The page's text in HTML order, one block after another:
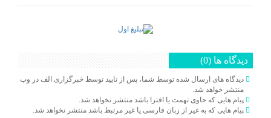
دیدگاه ها (0)
دیدگاه های ارسال شده توسط شما، پس از تایید توسط خبرگزاری الف در وب
منتشر خواهد شد.
پیام هایی که حاوی تهمت یا افترا باشد منتشر نخواهد شد.
پیام هایی که به غیر از زبان فارسی یا غیر مرتبط باشد منتشر نخواهد شد.